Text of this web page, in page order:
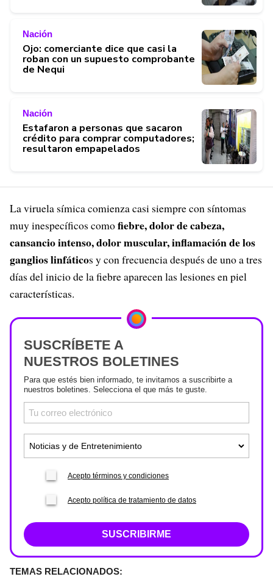
Nación
Ojo: comerciante dice que casi la
roban con un supuesto comprobante
de Nequi
Nación
Estafaron a personas que sacaron
crédito para comprar computadores;
resultaron empapelados
La viruela símica comienza casi siempre con síntomas
muy inespecíficos comofiebre, dolor de cabeza,
cansancio intenso, dolor muscular, inflamación de los
ganglios linfáticos y con frecuencia después de uno a tres
días del inicio de la fiebre aparecen las lesiones en piel
características.
SUSCRÍBETE A
NUESTROS BOLETINES
Para que estés bien informado, te invitamos a suscribirte a
nuestros boletines. Selecciona el que más te guste.
Acepto términos y condiciones
Acepto política de tratamiento de datos
SUSCRIBIRME
TEMAS RELACIONADOS: